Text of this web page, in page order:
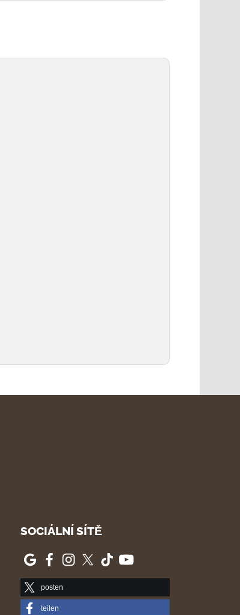
SOCIÁLNÍ SÍTĚ
posten
teilen